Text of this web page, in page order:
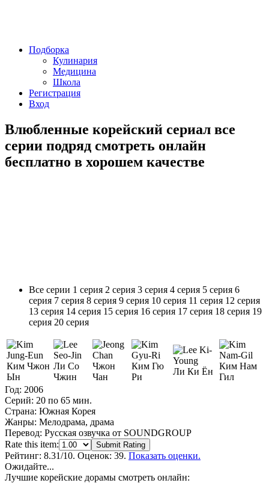
Подборка
Кулинария
Медицина
Школа
Регистрация
Вход
Влюбленные корейский сериал все
серии подряд смотреть онлайн
бесплатно в хорошем качестве
Все серии 1 серия 2 серия 3 серия 4 серия 5 серия 6
серия 7 серия 8 серия 9 серия 10 серия 11 серия 12 серия
13 серия 14 серия 15 серия 16 серия 17 серия 18 серия 19
серия 20 серия
Ким Чжон
Ын
Ли Со
Чжин
Чжон
Чан
Ким Гю
Ри
Ли Ки Ён
Ким Нам
Гил
Год: 2006
Серий: 20 по 65 мин.
Страна: Южная Корея
Жанры: Мелодрама, драма
Перевод: Русская озвучка от SOUNDGROUP
Rate this item:
Submit Rating
Рейтинг: 8.31/10. Оценок: 39. Показать оценки.
Ожидайте...
Лучшие корейские дорамы смотреть онлайн: